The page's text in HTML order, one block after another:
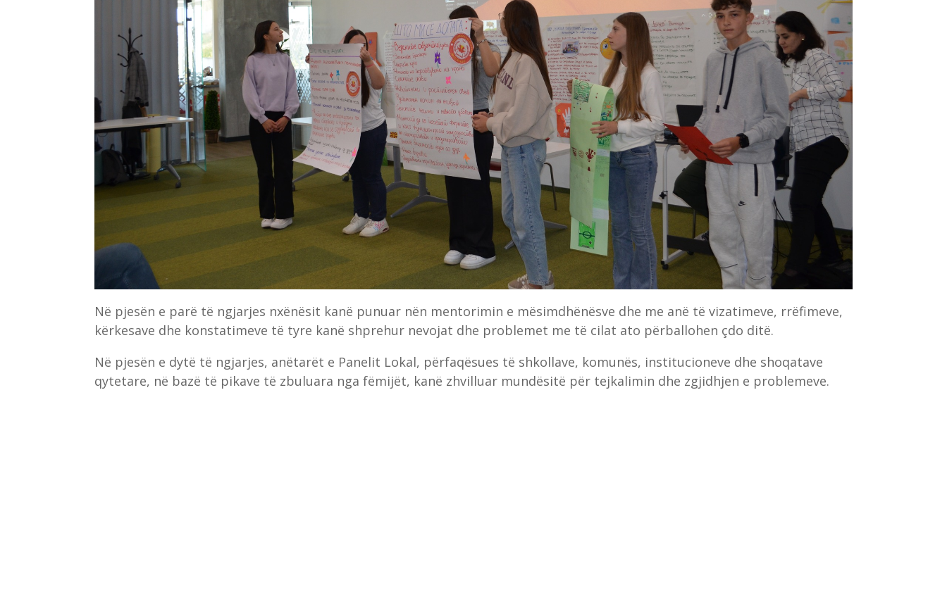
Në pjesën e parë të ngjarjes nxënësit kanë punuar nën mentorimin e mësimdhënësve dhe me anë të vizatimeve, rrëfimeve,
kërkesave dhe konstatimeve të tyre kanë shprehur nevojat dhe problemet me të cilat ato përballohen çdo ditë.
Në pjesën e dytë të ngjarjes, anëtarët e Panelit Lokal, përfaqësues të shkollave, komunës, institucioneve dhe shoqatave
qytetare, në bazë të pikave të zbuluara nga fëmijët, kanë zhvilluar mundësitë për tejkalimin dhe zgjidhjen e problemeve.